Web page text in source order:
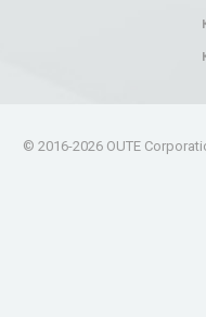
© 2016-2026 OUTE